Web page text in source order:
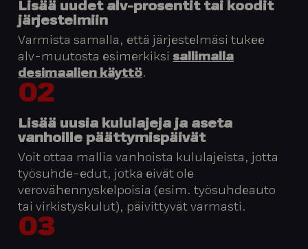
Lisää uudet alv-prosentit tai koodit
järjestelmiin
Varmista samalla, että järjestelmäsi tukee
alv-muutosta esimerkiksisallimalla
desimaalien käyttö.
02
Lisää uusia kululajeja ja aseta
vanhoille päättymispäivät
Voit ottaa mallia vanhoista kululajeista, jotta
työsuhde-edut, jotka eivät ole
verovähennyskelpoisia (esim. työsuhdeauto
tai virkistyskulut), päivittyvät varmasti.
03